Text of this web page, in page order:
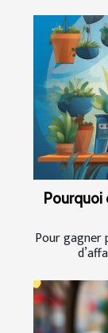
Pourquoi
Pour gagner